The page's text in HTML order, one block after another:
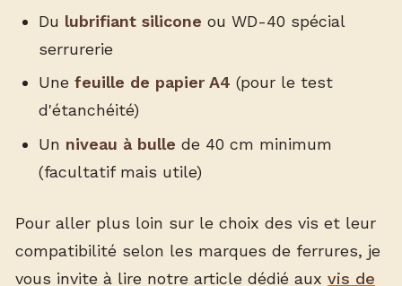
Du lubrifiant silicone ou WD-40 spécial
serrurerie
Une feuille de papier A4 (pour le test
d'étanchéité)
Un niveau à bulle de 40 cm minimum
(facultatif mais utile)
Pour aller plus loin sur le choix des vis et leur
compatibilité selon les marques de ferrures, je
vous invite à lire notre article dédié aux vis de